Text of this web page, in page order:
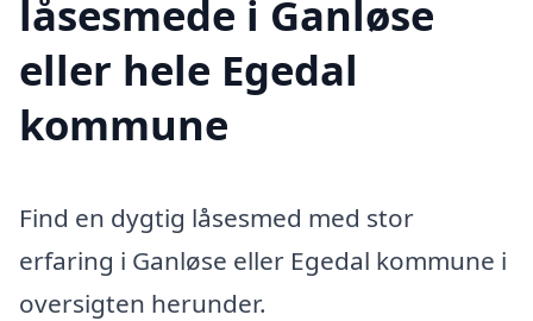
låsesmede i Ganløse
eller hele Egedal
kommune
Find en dygtig låsesmed med stor
erfaring i Ganløse eller Egedal kommune i
oversigten herunder.